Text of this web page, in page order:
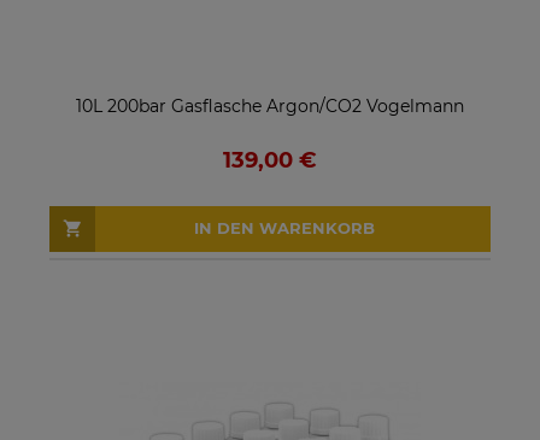
10L 200bar Gasflasche Argon/CO2 Vogelmann
139,00 €
IN DEN WARENKORB